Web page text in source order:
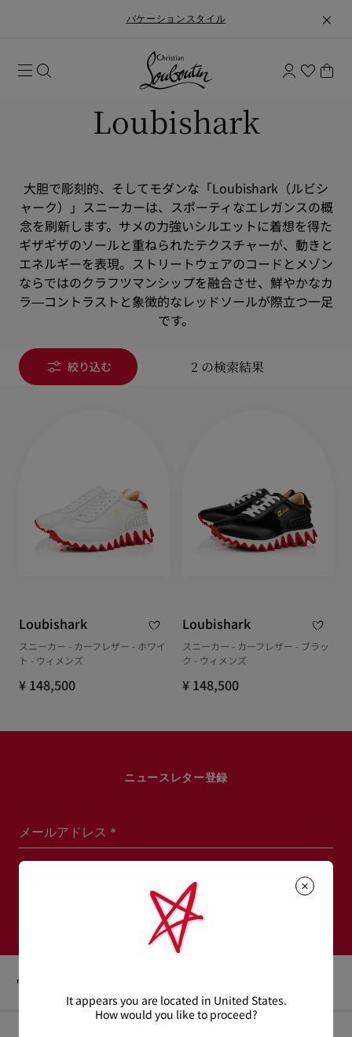
バケーションスタイル
Loubishark
大胆で彫刻的、そしてモダンな「Loubishark（ルビシ
ャーク）」スニーカーは、スポーティなエレガンスの概
念を刷新します。サメの力強いシルエットに着想を得た
ギザギザのソールと重ねられたテクスチャーが、動きと
エネルギーを表現。ストリートウェアのコードとメゾン
ならではのクラフツマンシップを融合させ、鮮やかなカ
ラ―コントラストと象徴的なレッドソールが際立つ一足
です。
絞り込む 2 の検索結果
Loubishark
スニーカー - カーフレザー - ホワイ
ト - ウィメンズ
¥ 148,500
Loubishark
スニーカー - カーフレザー - ブラッ
ク - ウィメンズ
¥ 148,500
ニュースレター登録
メールアドレス＊
登録する
ウィメンズ
It appears you are located in United States.
How would you like to proceed?